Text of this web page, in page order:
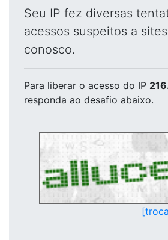
Seu IP fez diversas
acessos suspeitos a
conosco.
Para liberar o acesso do IP
responda ao desafio abaixo.